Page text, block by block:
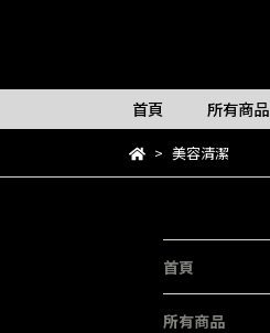
首頁 所有商品
美容清潔
首頁
所有商品